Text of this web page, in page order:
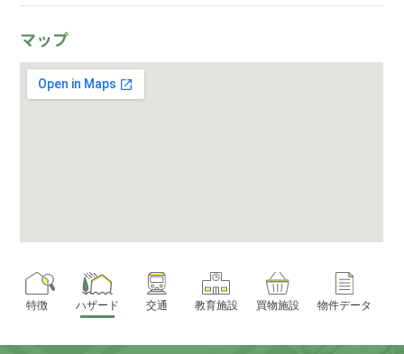
マップ
特徴 ハザード 交通 教育施設 買物施設 物件データ